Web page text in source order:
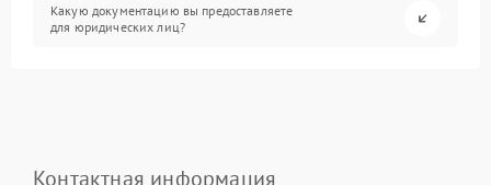
Какую документацию вы предоставляете
для юридических лиц?
Контактная информация